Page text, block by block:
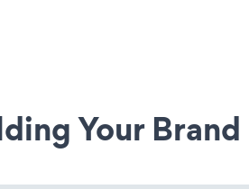
Your Brand